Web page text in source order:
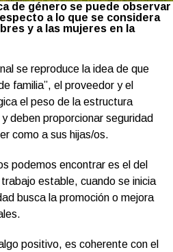
de género se puede observar
a lo que se considera
y a las mujeres en la
se reproduce la idea de que
familia”, el proveedor y el
el peso de la estructura
deben proporcionar seguridad
como a sus hijas/os.
podemos encontrar es el del
estable, cuando se inicia
busca la promoción o mejora
positivo, es coherente con el